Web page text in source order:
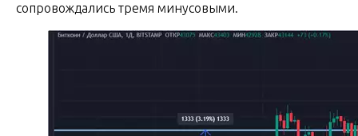
сопровождались тремя минусовыми.